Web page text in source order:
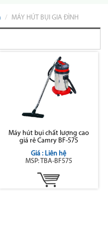
MÁY HÚT BỤI GIA ĐÌNH
Máy hút bụi chất lượng cao
giá rẻ Camry BF-575
Giá : Liên hệ
MSP: TBA-BF575